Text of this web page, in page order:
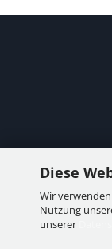
Diese
Wir
Nutzung
unserer